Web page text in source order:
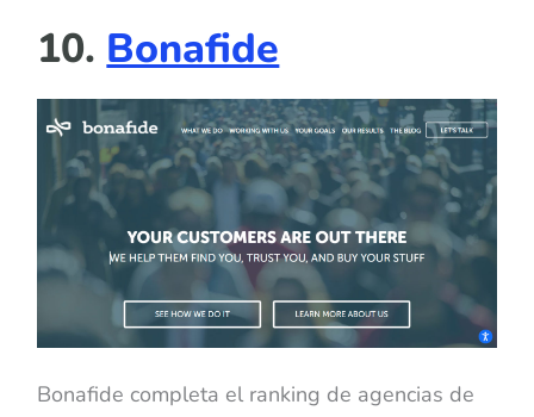
10. Bonafide
Bonafide completa el ranking de agencias de